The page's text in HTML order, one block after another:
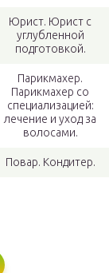
Юрист. Юрист с
углубленной
подготовкой.
Парикмахер.
Парикмахер со
специализацией:
лечение и уход за
волосами.
Повар. Кондитер.